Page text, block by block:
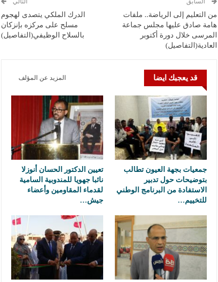
من التعليم إلى الرياضة.. ملفات
هامة صادق عليها مجلس جماعة
المرسى خلال دورة أكتوبر
العادية(التفاصيل)
الدرك الملكي يتصدى لهجوم
مسلح على مركزه بإنزكان
بالسلاح الوظيفي(التفاصيل)
قد يعجبك ايضا المزيد عن المؤلف
جمعيات بجهة العيون تطالب
بتوضيحات حول تدبير
الاستفادة من البرنامج الوطني
للتخييم…
تعيين الدكتور الحسان أنوزلا
نائبا جهويا للمندوبية السامية
لقدماء المقاومين وأعضاء
جيش…